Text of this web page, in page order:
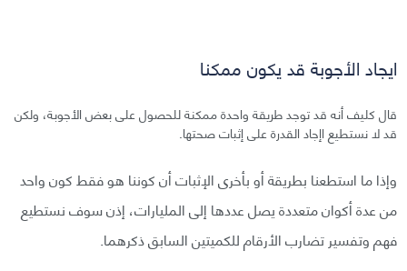
ايجاد الأجوبة قد يكون ممكنا
قال كليف أنه قد توجد طريقة واحدة ممكنة للحصول على بعض الأجوبة، ولكن
قد لا نستطيع اإجاد القدرة على إثبات صحتها.
وإذا ما استطعنا بطريقة أو بأخرى الإثبات أن كوننا هو فقط كون واحد
من عدة أكوان متعددة يصل عددها إلى المليارات، إذن سوف نستطيع
فهم وتفسير تضارب الأرقام للكميتين السابق ذكرهما.